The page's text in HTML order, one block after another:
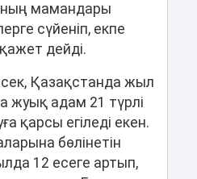
мамандары
сүйеніп, екпе
дейді.
Қазақстанда жыл
жуық адам 21 түрлі
қарсы егіледі екен.
бөлінетін
12 есеге артып,